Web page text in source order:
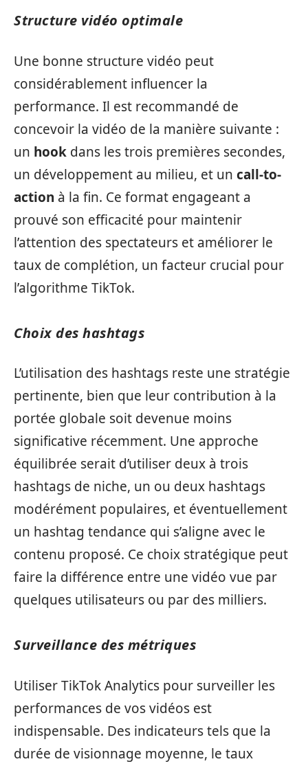
Structure vidéo optimale
Une bonne structure vidéo peut
considérablement influencer la
performance. Il est recommandé de
concevoir la vidéo de la manière suivante :
un hook dans les trois premières secondes,
un développement au milieu, et un call-to-
action à la fin. Ce format engageant a
prouvé son efficacité pour maintenir
l’attention des spectateurs et améliorer le
taux de complétion, un facteur crucial pour
l’algorithme TikTok.
Choix des hashtags
L’utilisation des hashtags reste une stratégie
pertinente, bien que leur contribution à la
portée globale soit devenue moins
significative récemment. Une approche
équilibrée serait d’utiliser deux à trois
hashtags de niche, un ou deux hashtags
modérément populaires, et éventuellement
un hashtag tendance qui s’aligne avec le
contenu proposé. Ce choix stratégique peut
faire la différence entre une vidéo vue par
quelques utilisateurs ou par des milliers.
Surveillance des métriques
Utiliser TikTok Analytics pour surveiller les
performances de vos vidéos est
indispensable. Des indicateurs tels que la
durée de visionnage moyenne, le taux